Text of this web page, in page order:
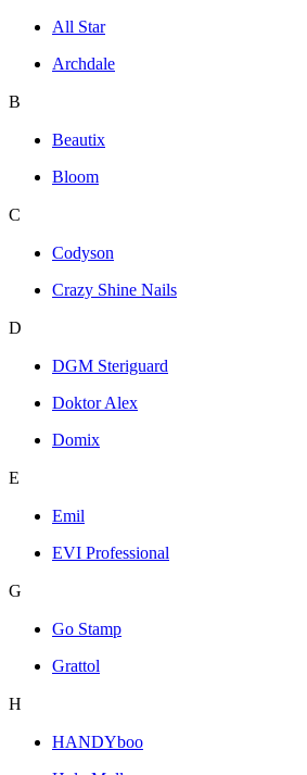
All Star
Archdale
B
Beautix
Bloom
C
Codyson
Crazy Shine Nails
D
DGM Steriguard
Doktor Alex
Domix
E
Emil
EVI Professional
G
Go Stamp
Grattol
H
HANDYboo